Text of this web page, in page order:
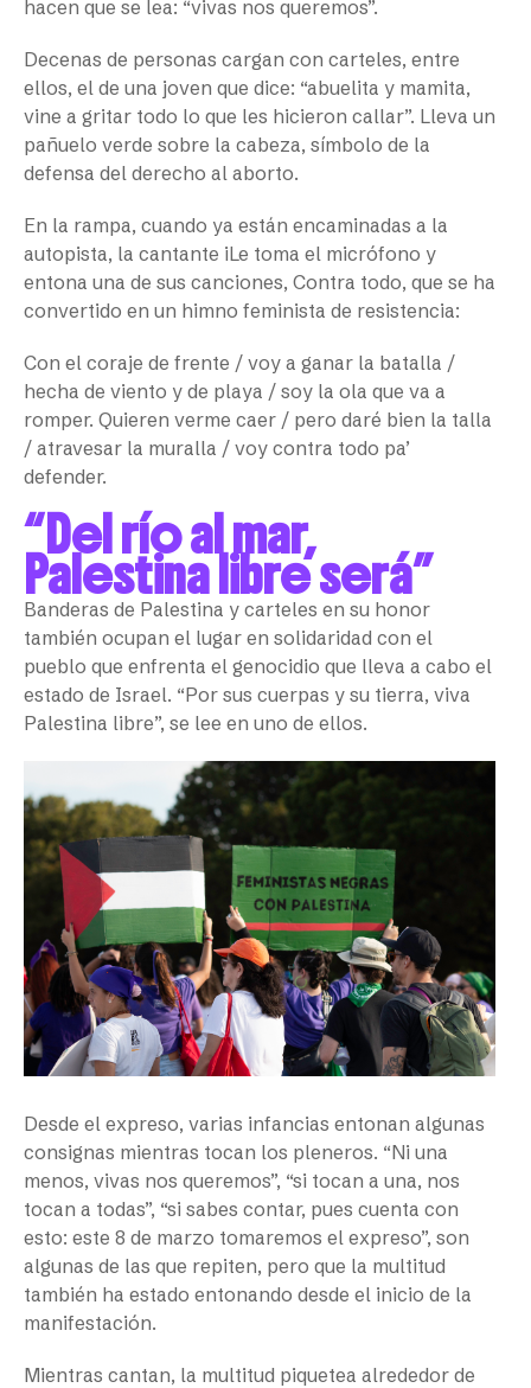
hacen que se lea: “vivas nos queremos”.
Decenas de personas cargan con carteles, entre
ellos, el de una joven que dice: “abuelita y mamita,
vine a gritar todo lo que les hicieron callar”. Lleva un
pañuelo verde sobre la cabeza, símbolo de la
defensa del derecho al aborto.
En la rampa, cuando ya están encaminadas a la
autopista, la cantante iLe toma el micrófono y
entona una de sus canciones, Contra todo, que se ha
convertido en un himno feminista de resistencia:
Con el coraje de frente / voy a ganar la batalla /
hecha de viento y de playa / soy la ola que va a
romper. Quieren verme caer / pero daré bien la talla
/ atravesar la muralla / voy contra todo pa’
defender.
“Del río al mar,
Palestina libre será”
Banderas de Palestina y carteles en su honor
también ocupan el lugar en solidaridad con el
pueblo que enfrenta el genocidio que lleva a cabo el
estado de Israel. “Por sus cuerpas y su tierra, viva
Palestina libre”, se lee en uno de ellos.
Desde el expreso, varias infancias entonan algunas
consignas mientras tocan los pleneros. “Ni una
menos, vivas nos queremos”, “si tocan a una, nos
tocan a todas”, “si sabes contar, pues cuenta con
esto: este 8 de marzo tomaremos el expreso”, son
algunas de las que repiten, pero que la multitud
también ha estado entonando desde el inicio de la
manifestación.
Mientras cantan, la multitud piquetea alrededor de